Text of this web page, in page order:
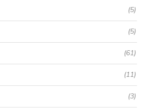
(5)
(5)
(61)
(11)
(3)